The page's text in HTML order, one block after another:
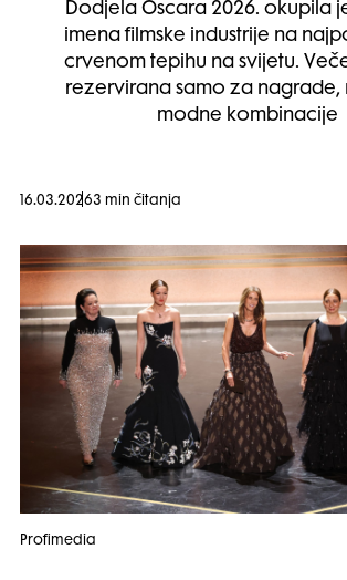
Dodjela Oscara 2026. okupila
imena filmske industrije na
crvenom tepihu na svijetu.
rezervirana samo za nagrade,
modne kombinacije
16.03.20263 min čitanja
Profimedia